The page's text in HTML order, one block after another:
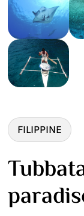
FILIPPINE